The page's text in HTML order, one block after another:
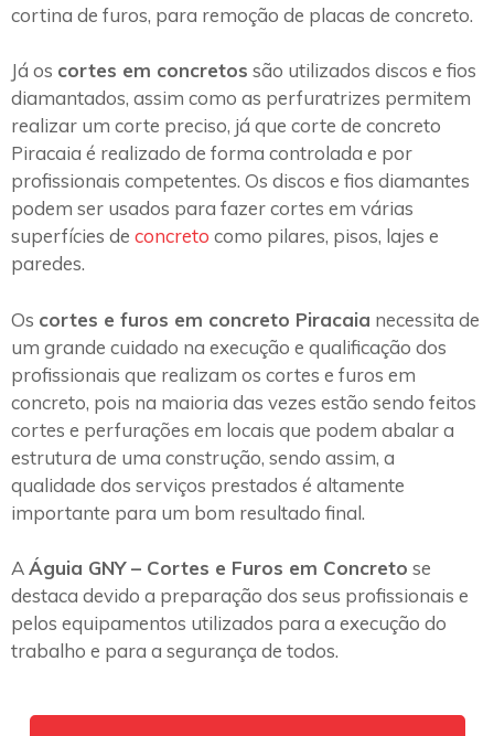
cortina de furos, para remoção de placas de concreto.
Já os cortes em concretos são utilizados discos e fios
diamantados, assim como as perfuratrizes permitem
realizar um corte preciso, já que corte de concreto
Piracaia é realizado de forma controlada e por
profissionais competentes. Os discos e fios diamantes
podem ser usados para fazer cortes em várias
superfícies de concreto como pilares, pisos, lajes e
paredes.
Os cortes e furos em concreto Piracaia necessita de
um grande cuidado na execução e qualificação dos
profissionais que realizam os cortes e furos em
concreto, pois na maioria das vezes estão sendo feitos
cortes e perfurações em locais que podem abalar a
estrutura de uma construção, sendo assim, a
qualidade dos serviços prestados é altamente
importante para um bom resultado final.
AÁguia GNY – Cortes e Furos em Concreto se
destaca devido a preparação dos seus profissionais e
pelos equipamentos utilizados para a execução do
trabalho e para a segurança de todos.